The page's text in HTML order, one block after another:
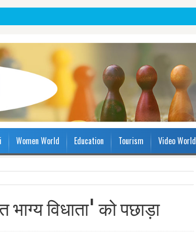
Women World Education Tourism Video World
विधाता' को पछाड़ा